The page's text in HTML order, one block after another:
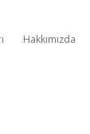
Hakkımızda